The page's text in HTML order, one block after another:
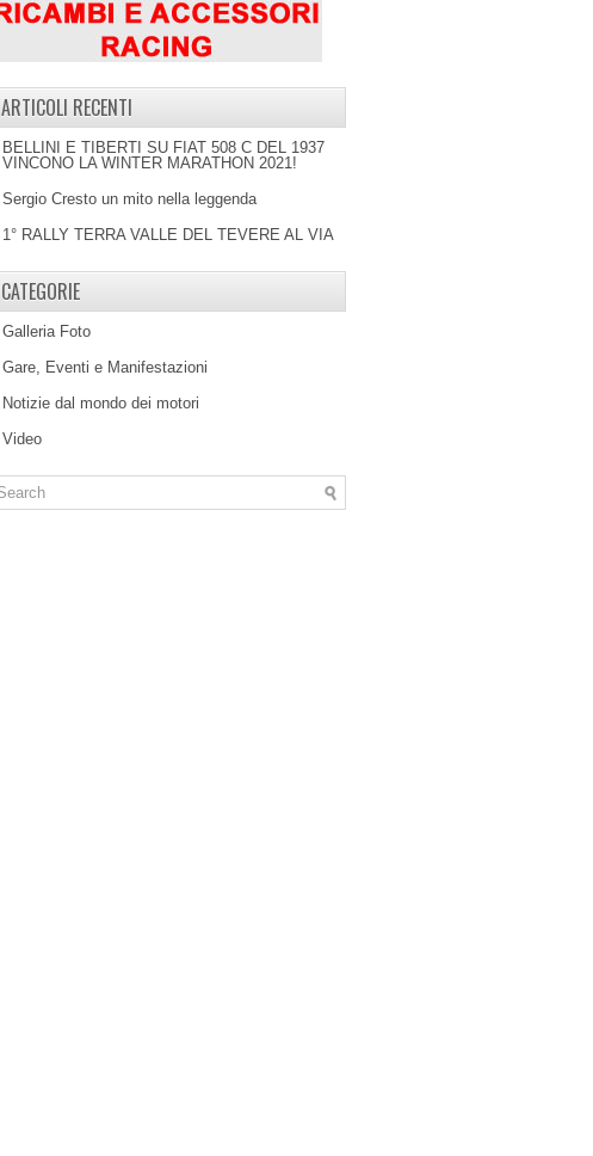
ARTICOLI RECENTI
BELLINI E TIBERTI SU FIAT 508 C DEL 1937
VINCONO LA WINTER MARATHON 2021!
Sergio Cresto un mito nella leggenda
1° RALLY TERRA VALLE DEL TEVERE AL VIA
CATEGORIE
Galleria Foto
Gare, Eventi e Manifestazioni
Notizie dal mondo dei motori
Video